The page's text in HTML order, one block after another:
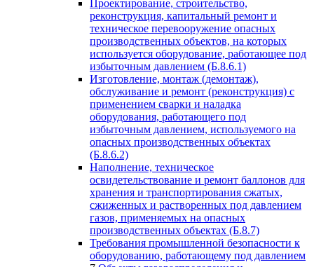
Проектирование, строительство,
реконструкция, капитальный ремонт и
техническое перевооружение опасных
производственных объектов, на которых
используется оборудование, работающее под
избыточным давлением (Б.8.6.1)
Изготовление, монтаж (демонтаж),
обслуживание и ремонт (реконструкция) с
применением сварки и наладка
оборудования, работающего под
избыточным давлением, используемого на
опасных производственных объектах
(Б.8.6.2)
Наполнение, техническое
освидетельствование и ремонт баллонов для
хранения и транспортирования сжатых,
сжиженных и растворенных под давлением
газов, применяемых на опасных
производственных объектах (Б.8.7)
Требования промышленной безопасности к
оборудованию, работающему под давлением